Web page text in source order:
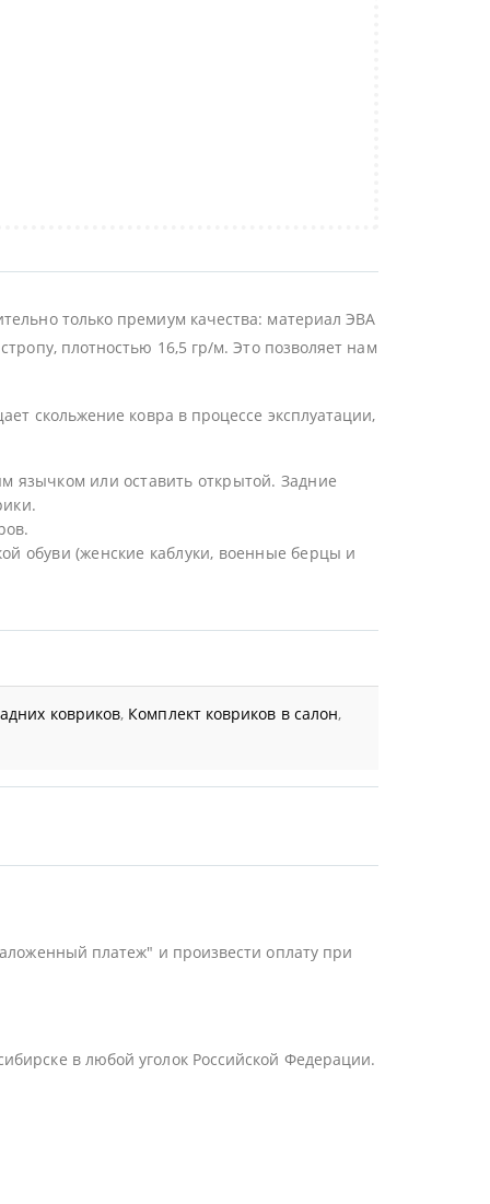
только премиум качества: материал ЭВА
плотностью 16,5 гр/м. Это позволяет нам
скольжение ковра в процессе эксплуатации,
язычком или оставить открытой. Задние
обуви (женские каблуки, военные берцы и
ковриков, Комплект ковриков в салон,
платеж" и произвести оплату при
в любой уголок Российской Федерации.